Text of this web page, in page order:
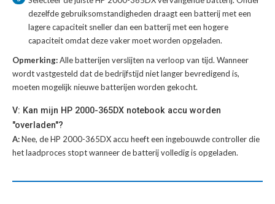
dezelfde gebruiksomstandigheden draagt een batterij met een
lagere capaciteit sneller dan een batterij met een hogere
capaciteit omdat deze vaker moet worden opgeladen.
Opmerking:Alle batterijen verslijten na verloop van tijd. Wanneer
wordt vastgesteld dat de bedrijfstijd niet langer bevredigend is,
moeten mogelijk nieuwe batterijen worden gekocht.
V: Kan mijn HP 2000-365DX notebook accu worden
"overladen"?
A:Nee, de HP 2000-365DX accu heeft een ingebouwde controller die
het laadproces stopt wanneer de batterij volledig is opgeladen.